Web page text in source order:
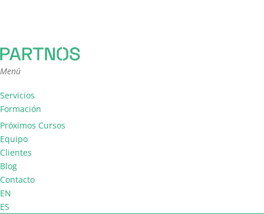
Menú
Servicios
Formación
Consultoría
Facilitación
Coaching de equipo
Próximos Cursos
Equipo
Clientes
Blog
Contacto
EN
ES